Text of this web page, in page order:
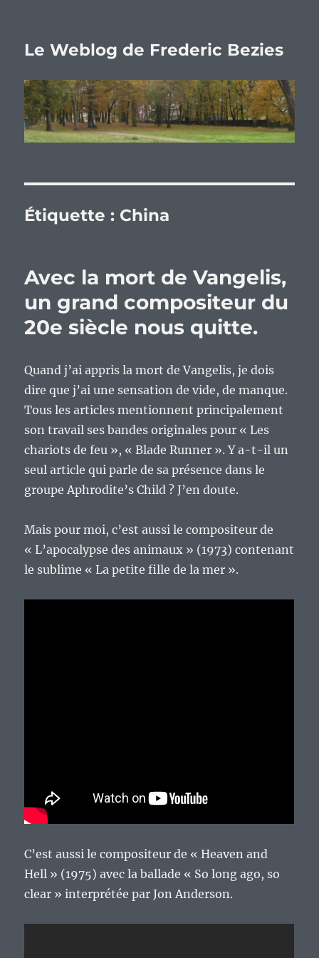
Le Weblog de Frederic Bezies
Étiquette : China
Avec la mort de Vangelis,
un grand compositeur du
20e siècle nous quitte.
Quand j’ai appris la mort de Vangelis, je dois
dire que j’ai une sensation de vide, de manque.
Tous les articles mentionnent principalement
son travail ses bandes originales pour « Les
chariots de feu », « Blade Runner ». Y a-t-il un
seul article qui parle de sa présence dans le
groupe Aphrodite’s Child ? J’en doute.
Mais pour moi, c’est aussi le compositeur de
« L’apocalypse des animaux » (1973) contenant
le sublime « La petite fille de la mer ».
C’est aussi le compositeur de « Heaven and
Hell » (1975) avec la ballade « So long ago, so
clear » interprétée par Jon Anderson.